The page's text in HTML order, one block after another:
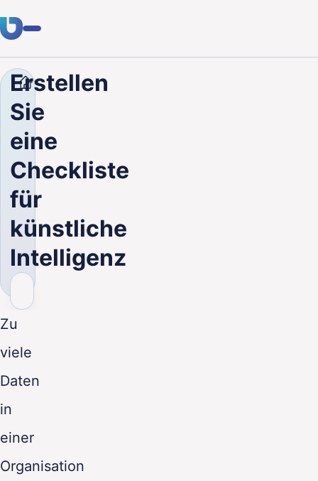
Fachwissen
Kunden
Branchen
Über uns
Karriere
Unternehmen
Erstellen
Sie
eine
Checkliste
für
künstliche
Intelligenz
Zu
viele
Daten
in
einer
Organisation